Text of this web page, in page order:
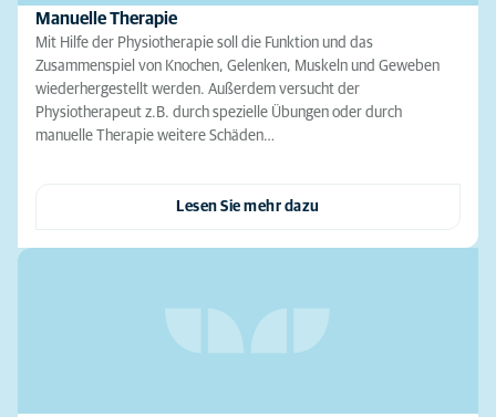
Manuelle Therapie
Mit Hilfe der Physiotherapie soll die Funktion und das
Zusammenspiel von Knochen, Gelenken, Muskeln und Geweben
wiederhergestellt werden. Außerdem versucht der
Physiotherapeut z.B. durch spezielle Übungen oder durch
manuelle Therapie weitere Schäden…
Lesen Sie mehr dazu